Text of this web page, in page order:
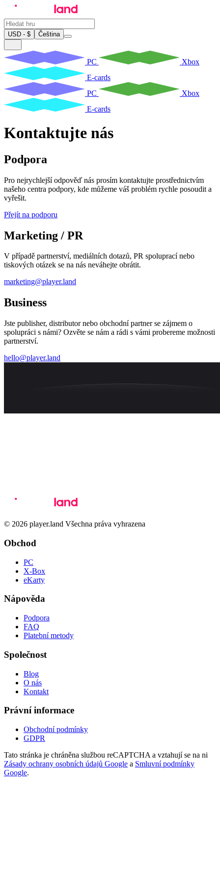
USD - $ Čeština
PC
Xbox
E-cards
PC
Xbox
E-cards
Kontaktujte nás
Podpora
Pro nejrychlejší odpověď nás prosím kontaktujte prostřednictvím
našeho centra podpory, kde můžeme váš problém rychle posoudit a
vyřešit.
Přejít na podporu
Marketing / PR
V případě partnerství, mediálních dotazů, PR spoluprací nebo
tiskových otázek se na nás neváhejte obrátit.
marketing@player.land
Business
Jste publisher, distributor nebo obchodní partner se zájmem o
spolupráci s námi? Ozvěte se nám a rádi s vámi probereme možnosti
partnerství.
hello@player.land
© 2026 player.land Všechna práva vyhrazena
Obchod
PC
X-Box
eKarty
Nápověda
Podpora
FAQ
Platební metody
Společnost
Blog
O nás
Kontakt
Právní informace
Obchodní podmínky
GDPR
Tato stránka je chráněna službou reCAPTCHA a vztahují se na ni
Zásady ochrany osobních údajů Google a Smluvní podmínky
Google.